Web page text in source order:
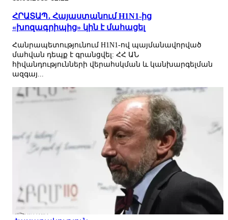
ՀՐԱՏԱՊ․ Հայաստանում H1N1-ից
«խոզագրիպից» կին է մահացել
Հանրապետությունում H1N1-ով պայմանավորված
մահվան դեպք է գրանցվել: ՀՀ ԱՆ
հիվանդությունների վերահսկման և կանխարգելման
ազգայ...